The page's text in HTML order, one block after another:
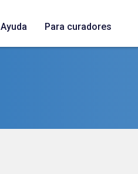
Ayuda Para curadores